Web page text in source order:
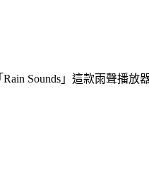
Sounds」這款雨聲播放